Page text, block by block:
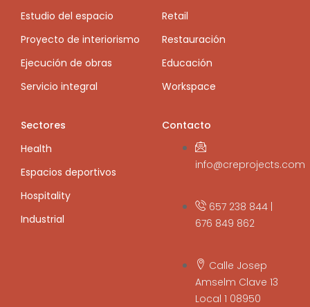
Estudio del espacio
Proyecto de interiorismo
Ejecución de obras
Servicio integral
Retail
Restauración
Educación
Workspace
Sectores
Health
Espacios deportivos
Hospitality
Industrial
Contacto
info@creprojects.com
657 238 844 |
676 849 862
Calle Josep
Amselm Clave 13
Local 1 08950